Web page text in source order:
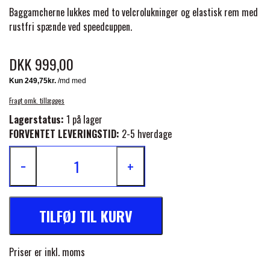
TERAPI PRODUKTER
STRØMPER
GAVEARTIKLER VOKSNE
BØRN & JUNIOR
INSEKTBESKYTTELSE
STALD & FOLD
SKO & SMEDEVÆRKTØJ
TRAVDÆKKEN & TILBEHØR
TRAV KUSK
PONYTRAV
MONTÉ
PREMIER EQUINE LINERS & DÆKKEN
TILBEHØR
PREMIER EQUINE WALKER & RIDEDÆKKEN
PREMIER EQUINE INSEKTBESKYTTELSE
PREMIER EQUINE MAGNET & INFRARØD
PREMIER EQUINE GRIMER & TRÆKTOV
PREMIER EQUINE TRENSE & TILBEHØR
DELTACAST
EMIN
FENWICK LIQUID TITANIUM®
Baggamcherne lukkes med to velcrolukninger og elastisk rem med
rustfri spænde ved speedcuppen.
DKK 999,00
Fragt omk. tillægges
Lagerstatus: 1 på lager
FORVENTET LEVERINGSTID: 2-5 hverdage
− +
TILFØJ TIL KURV
Priser er inkl. moms